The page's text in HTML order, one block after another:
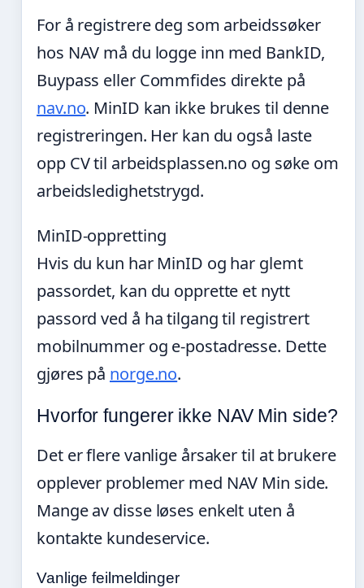
For å registrere deg som arbeidssøker
hos NAV må du logge inn med BankID,
Buypass eller Commfides direkte på
nav.no. MinID kan ikke brukes til denne
registreringen. Her kan du også laste
opp CV til arbeidsplassen.no og søke om
arbeidsledighetstrygd.
MinID-oppretting
Hvis du kun har MinID og har glemt
passordet, kan du opprette et nytt
passord ved å ha tilgang til registrert
mobilnummer og e-postadresse. Dette
gjøres på norge.no.
Hvorfor fungerer ikke NAV Min side?
Det er flere vanlige årsaker til at brukere
opplever problemer med NAV Min side.
Mange av disse løses enkelt uten å
kontakte kundeservice.
Vanlige feilmeldinger